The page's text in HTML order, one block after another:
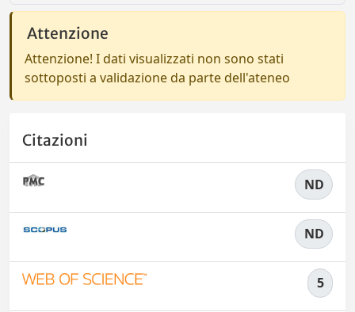
Attenzione
Attenzione! I dati visualizzati non sono stati
sottoposti a validazione da parte dell'ateneo
Citazioni
ND
ND
5